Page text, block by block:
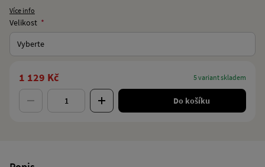
Více info
Velikost
Vyberte
1 129 Kč 5 variant skladem
Do košíku